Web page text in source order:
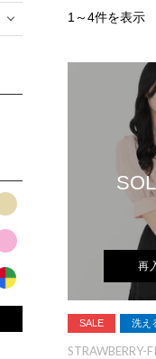
1 ～4件を表示
再
SALE 洗え
STRAWBERRY-